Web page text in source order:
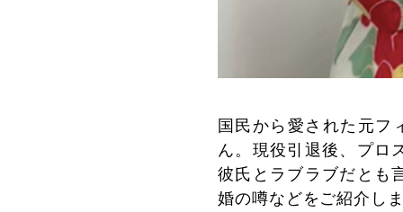
国民から愛された元フ
ん。現役引退後、プロ
彼氏とラブラブだとも
婚の噂などをご紹介し